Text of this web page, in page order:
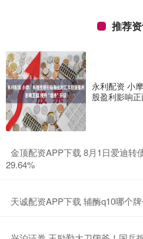
推荐
永利配资 小
股盈利影响正
金顶配资APP下载 8月1日爱迪转
29.64%
天诚配资APP下载 辅酶q10哪个